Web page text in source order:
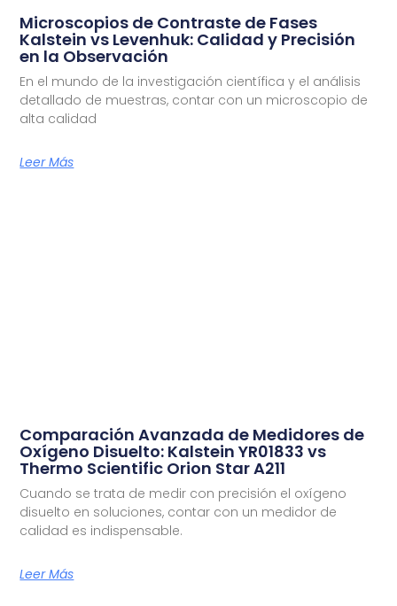
Microscopios de Contraste de Fases
Kalstein vs Levenhuk: Calidad y Precisión
en la Observación
En el mundo de la investigación científica y el análisis
detallado de muestras, contar con un microscopio de
alta calidad
Leer Más
Comparación Avanzada de Medidores de
Oxígeno Disuelto: Kalstein YR01833 vs
Thermo Scientific Orion Star A211
Cuando se trata de medir con precisión el oxígeno
disuelto en soluciones, contar con un medidor de
calidad es indispensable.
Leer Más